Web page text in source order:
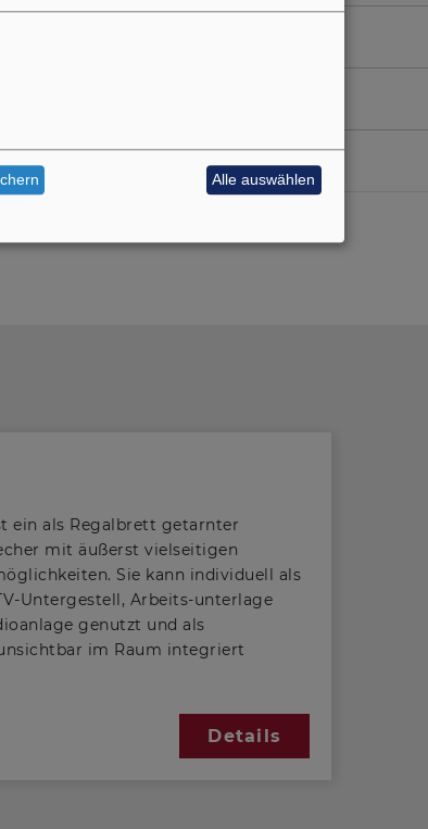
ein als Regalbrett getarnter
mit äußerst vielseitigen
Sie kann individuell als
Untergestell, Arbeits-unterlage
genutzt und als
im Raum integriert
BF 32 - 8 Ohm,
Details
Alle auswählen